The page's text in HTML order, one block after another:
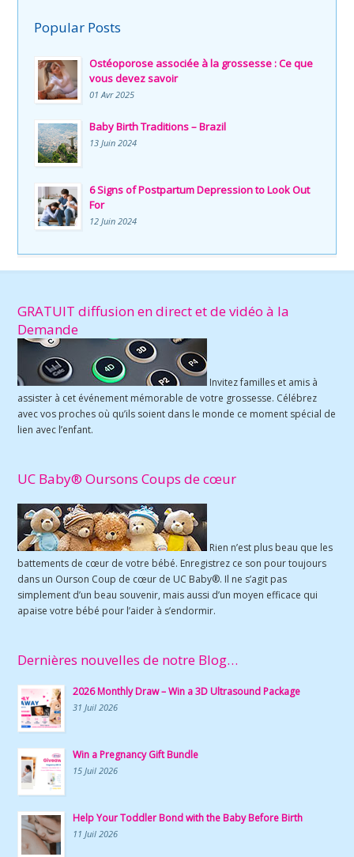
Popular Posts
Ostéoporose associée à la grossesse : Ce que
vous devez savoir
01 Avr 2025
Baby Birth Traditions – Brazil
13 Juin 2024
6 Signs of Postpartum Depression to Look Out
For
12 Juin 2024
GRATUIT diffusion en direct et de vidéo à la
Demande
Invitez familles et amis à
assister à cet événement mémorable de votre grossesse. Célébrez
avec vos proches où qu’ils soient dans le monde ce moment spécial de
lien avec l’enfant.
UC Baby® Oursons Coups de cœur
Rien n’est plus beau que les
battements de cœur de votre bébé. Enregistrez ce son pour toujours
dans un Ourson Coup de cœur de UC Baby®. Il ne s’agit pas
simplement d’un beau souvenir, mais aussi d’un moyen efficace qui
apaise votre bébé pour l’aider à s’endormir.
Dernières nouvelles de notre Blog…
2026 Monthly Draw – Win a 3D Ultrasound Package
31 Juil 2026
Win a Pregnancy Gift Bundle
15 Juil 2026
Help Your Toddler Bond with the Baby Before Birth
11 Juil 2026